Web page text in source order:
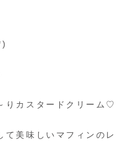
りカスタードクリーム♡
て美味しいマフィンのレ